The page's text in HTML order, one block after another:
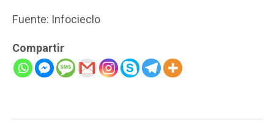
Fuente: Infocieclo
Compartir